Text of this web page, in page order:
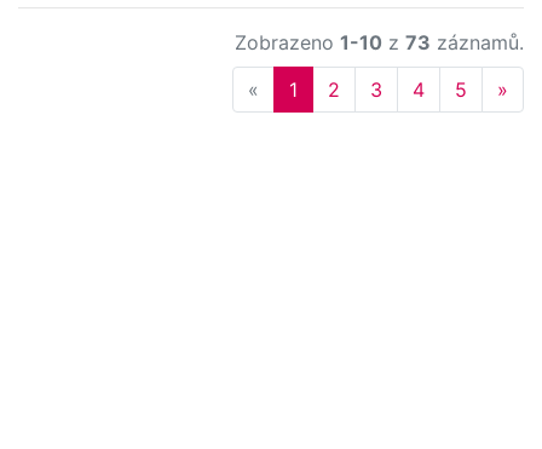
Zobrazeno 1-10 z 73 záznamů.
« Previous
1 2 3 4 5 »